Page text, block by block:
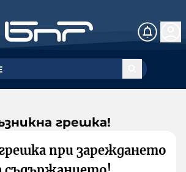
грешка!
при зареждането